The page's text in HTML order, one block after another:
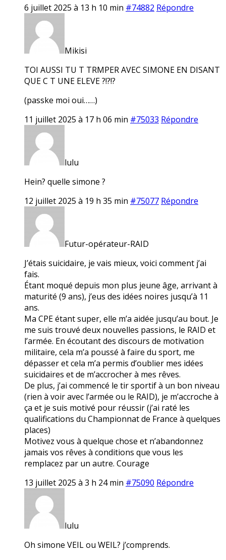
6 juillet 2025 à 13 h 10 min #74882 Répondre
Mikisi
TOI AUSSI TU T TRMPER AVEC SIMONE EN DISANT
QUE C T UNE ELEVE ?!?!?
(passke moi oui……)
11 juillet 2025 à 17 h 06 min #75033 Répondre
lulu
Hein? quelle simone ?
12 juillet 2025 à 19 h 35 min #75077 Répondre
Futur-opérateur-RAID
J’étais suicidaire, je vais mieux, voici comment j’ai
fais.
Étant moqué depuis mon plus jeune âge, arrivant à
maturité (9 ans), j’eus des idées noires jusqu’à 11
ans.
Ma CPE étant super, elle m’a aidée jusqu’au bout. Je
me suis trouvé deux nouvelles passions, le RAID et
l’armée. En écoutant des discours de motivation
militaire, cela m’a poussé à faire du sport, me
dépasser et cela m’a permis d’oublier mes idées
suicidaires et de m’accrocher à mes rêves.
De plus, j’ai commencé le tir sportif à un bon niveau
(rien à voir avec l’armée ou le RAID), je m’accroche à
ça et je suis motivé pour réussir (j’ai raté les
qualifications du Championnat de France à quelques
places)
Motivez vous à quelque chose et n’abandonnez
jamais vos rêves à conditions que vous les
remplacez par un autre. Courage
13 juillet 2025 à 3 h 24 min #75090 Répondre
lulu
Oh simone VEIL ou WEIL? j’comprends.